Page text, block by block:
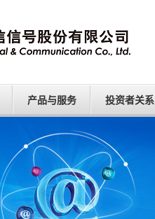
产品与服务 投资者关系